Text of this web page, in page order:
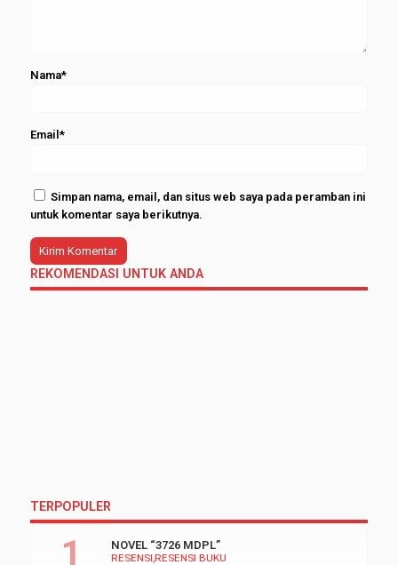
Nama*
Email*
Simpan nama, email, dan situs web saya pada peramban ini
untuk komentar saya berikutnya.
REKOMENDASI UNTUK ANDA
TERPOPULER
RESENSI RESENSI BUKU
NOVEL “3726 MDPL”